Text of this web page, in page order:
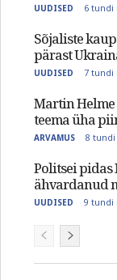
UUDISED 6 tundi
Sõjaliste
pärast
UUDISED 7 tundi
Martin
teema üha
ARVAMUS 8 tundi
Politsei
ähvardanud
UUDISED 9 tundi